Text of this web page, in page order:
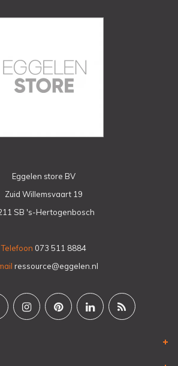
Eggelen store BV
Zuid Willemsvaart 19
SB 's-Hertogenbosch
Telefoon 073 511 8884
ressource@eggelen.nl